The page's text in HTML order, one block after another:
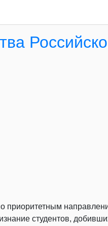
приоритетным
студентов,